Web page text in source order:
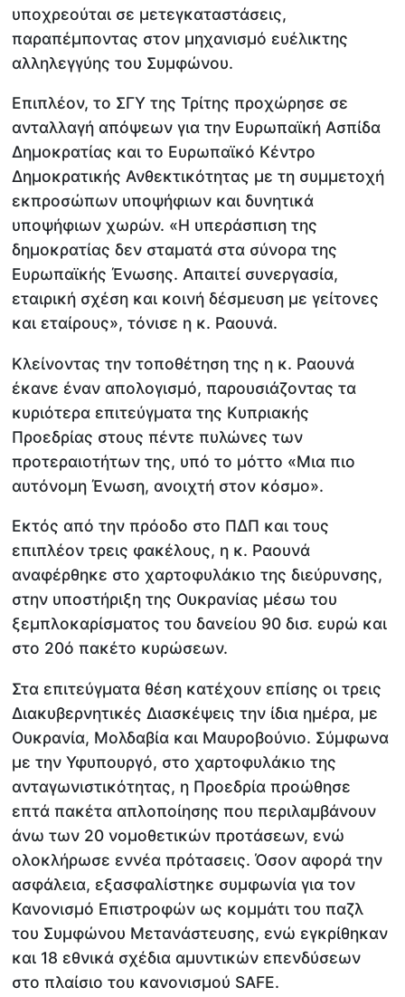
υποχρεούται σε μετεγκαταστάσεις,
παραπέμποντας στον μηχανισμό ευέλικτης
αλληλεγγύης του Συμφώνου.
Επιπλέον, το ΣΓΥ της Τρίτης προχώρησε σε
ανταλλαγή απόψεων για την Ευρωπαϊκή Ασπίδα
Δημοκρατίας και το Ευρωπαϊκό Κέντρο
Δημοκρατικής Ανθεκτικότητας με τη συμμετοχή
εκπροσώπων υποψήφιων και δυνητικά
υποψήφιων χωρών. «Η υπεράσπιση της
δημοκρατίας δεν σταματά στα σύνορα της
Ευρωπαϊκής Ένωσης. Απαιτεί συνεργασία,
εταιρική σχέση και κοινή δέσμευση με γείτονες
και εταίρους», τόνισε η κ. Ραουνά.
Κλείνοντας την τοποθέτηση της η κ. Ραουνά
έκανε έναν απολογισμό, παρουσιάζοντας τα
κυριότερα επιτεύγματα της Κυπριακής
Προεδρίας στους πέντε πυλώνες των
προτεραιοτήτων της, υπό το μόττο «Μια πιο
αυτόνομη Ένωση, ανοιχτή στον κόσμο».
Εκτός από την πρόοδο στο ΠΔΠ και τους
επιπλέον τρεις φακέλους, η κ. Ραουνά
αναφέρθηκε στο χαρτοφυλάκιο της διεύρυνσης,
στην υποστήριξη της Ουκρανίας μέσω του
ξεμπλοκαρίσματος του δανείου 90 δισ. ευρώ και
στο 20ό πακέτο κυρώσεων.
Στα επιτεύγματα θέση κατέχουν επίσης οι τρεις
Διακυβερνητικές Διασκέψεις την ίδια ημέρα, με
Ουκρανία, Μολδαβία και Μαυροβούνιο. Σύμφωνα
με την Υφυπουργό, στο χαρτοφυλάκιο της
ανταγωνιστικότητας, η Προεδρία προώθησε
επτά πακέτα απλοποίησης που περιλαμβάνουν
άνω των 20 νομοθετικών προτάσεων, ενώ
ολοκλήρωσε εννέα πρότασεις. Όσον αφορά την
ασφάλεια, εξασφαλίστηκε συμφωνία για τον
Κανονισμό Επιστροφών ως κομμάτι του παζλ
του Συμφώνου Μετανάστευσης, ενώ εγκρίθηκαν
και 18 εθνικά σχέδια αμυντικών επενδύσεων
στο πλαίσιο του κανονισμού SAFE.